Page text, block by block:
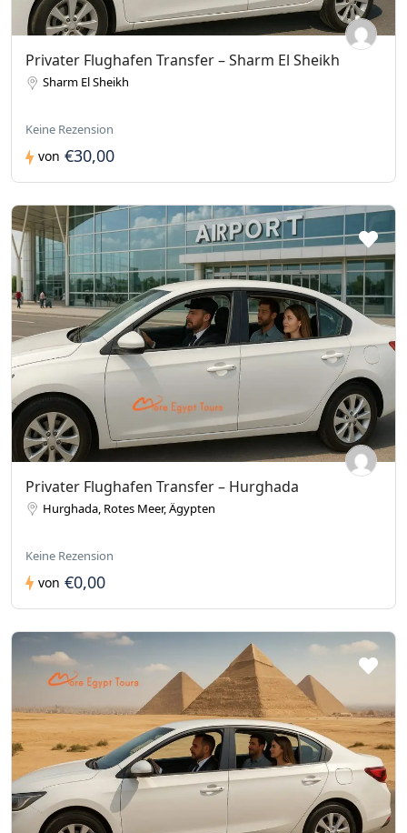
Privater Flughafen Transfer – Sharm El Sheikh
Sharm El Sheikh
Keine Rezension
von €30,00
Privater Flughafen Transfer – Hurghada
Hurghada, Rotes Meer, Ägypten
Keine Rezension
von €0,00